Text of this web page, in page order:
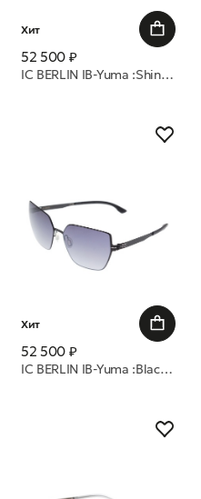
Хит
52 500 ₽
IC BERLIN IB-Yuma :Shiny-Copper-Nougat :Apricot Fade :Donnerstag очки с/з
Хит
52 500 ₽
IC BERLIN IB-Yuma :Black :Black to Grey Donnerstag очки с/з